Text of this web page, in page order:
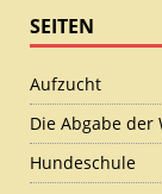
SEITEN
Aufzucht
Die Abgabe der
Hundeschule